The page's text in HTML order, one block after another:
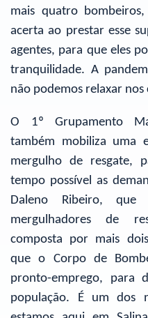
mais quatro
acerta ao prestar esse
agentes, para que eles
tranquilidade. A
não podemos relaxar nos
O 1º Grupamento
também mobiliza uma
mergulho de resgate,
tempo possível as
Daleno Ribeiro,
mergulhadores de
composta por mais
que o Corpo de
pronto-emprego, para
população. É um dos